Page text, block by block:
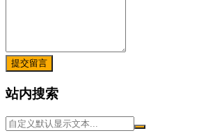
提交留言
站内搜索